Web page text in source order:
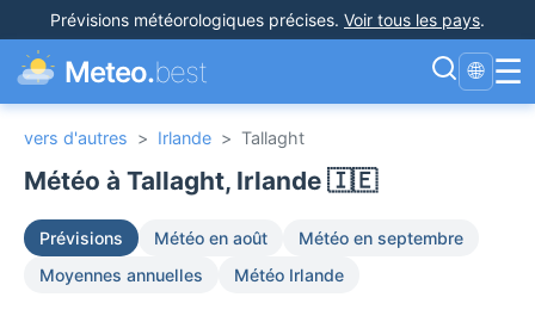
Prévisions météorologiques précises. Voir tous les pays.
Meteo.best 🌐 ☰
vers d'autres > Irlande > Tallaght
Météo à Tallaght, Irlande 🇮🇪
Prévisions Météo en août
Météo en septembre
Moyennes annuelles
Météo Irlande